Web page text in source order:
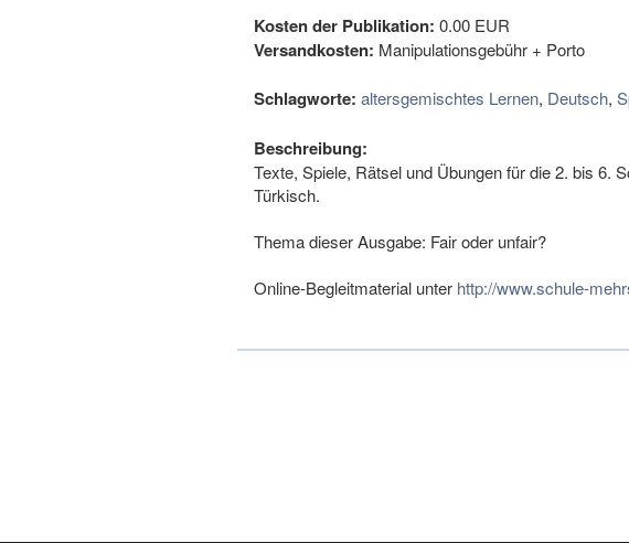
Kosten der Publikation: 0.00 EUR
Versandkosten: Manipulationsgebühr + Porto
Schlagworte: altersgemischtes Lernen, Deutsch,
Beschreibung:
Texte, Spiele, Rätsel und Übungen für die 2. bis 6.
Türkisch.
Thema dieser Ausgabe: Fair oder unfair?
Online-Begleitmaterial unter http://www.schule-